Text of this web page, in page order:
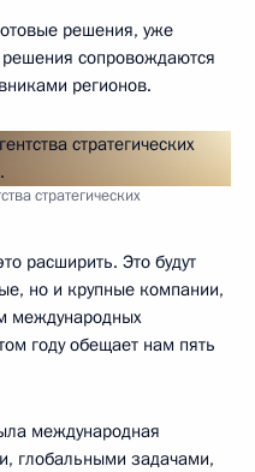
решения, уже
сопровождаются
регионов.
стратегических
расширить. Это будут
но и крупные компании,
международных
году обещает нам пять
международная
глобальными задачами,